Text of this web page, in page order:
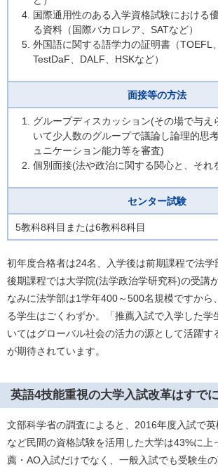
国際通用性のある入学資格試験における
る資料（国際バカロレア、SATなど）
外国語に関する語学力の証明書（TOEFL
TestDaF、DALF、HSKなど）
面接等の方法
グループディスカッション(その場で与え
いて少人数のグループで議論し論理的思
ュニケーション能力等を審査)
個別面接(法や政治に関する関心と、それ
センター試験
5教科8科目または6教科8科目
初年度合格者は24名、入学後は前期課程で法学
後期課程では大学院(法学政治学研究科)の受講
なみに法学部は1学年400～500名規模ですから
る学生はごくわずか。「推薦入試で入学した学
いてはグローバル社会の活力の源として活躍す
が期待されています。
英語4技能重視の大学入試改革はすで
文部科学省の調査によると、2016年度入試で
など民間の資格試験を活用した大学は43%に上
薦・AO入試だけでなく、一般入試でも受験生